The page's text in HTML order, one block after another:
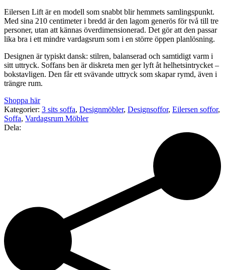
Eilersen Lift ären modell som snabbt blirhemmets samlingspunkt.
Med sina 210 centimeteri bredd ärden lagom generös förtvå till tre
personer, utan att kännas överdimensionerad. Det göratt den passar
lika bra i ett mindre vardagsrum som i en större öppen planlösning.
Designen ärtypiskt dansk: stilren, balanserad och samtidigt varm i
sitt uttryck. Soffans ben ärdiskreta men gerlyft åt helhetsintrycket –
bokstavligen. Den fårett svävande uttryck som skaparrymd, även i
trängre rum.
Shoppa här
Kategorier: 3 sits soffa, Designmöbler, Designsoffor, Eilersen soffor,
Soffa, Vardagsrum Möbler
Dela: